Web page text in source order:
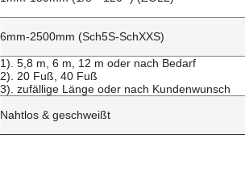
6mm-2500mm (Sch5S-SchXXS)
1). 5,8 m, 6 m, 12 m oder nach Bedarf
2). 20 Fuß, 40 Fuß
3). zufällige Länge oder nach Kundenwunsch
Nahtlos & geschweißt